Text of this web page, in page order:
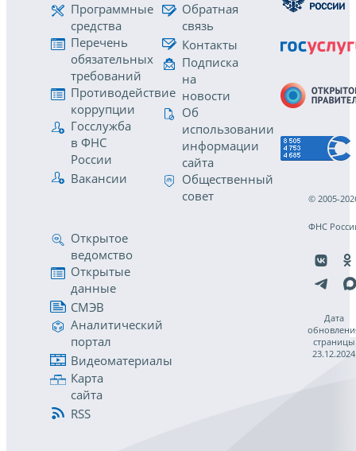
Программные
средства
Перечень
обязательных
требований
Противодействие
коррупции
Госслужба
в ФНС
России
Вакансии
Обратная
связь
Контакты
Подписка
на
новости
Об
использовании
информации
сайта
Общественный
совет
Открытое
ведомство
Открытые
данные
СМЭВ
Аналитический
портал
Видеоматериалы
Карта
сайта
RSS
© 2005-
ФНС
Дата
страницы
23.12.2024